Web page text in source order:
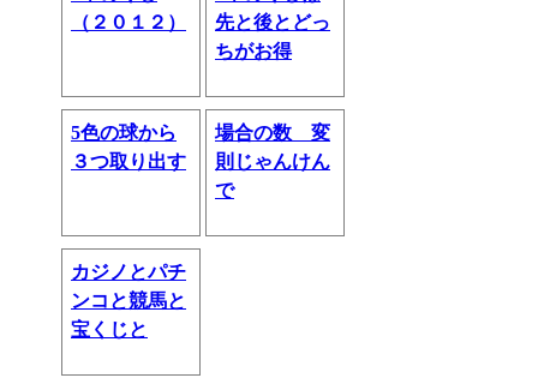
（２０１２）
先と後とどっ
ちがお得
5色の球から
３つ取り出す
場合の数 変
則じゃんけん
で
カジノとパチ
ンコと競馬と
宝くじと